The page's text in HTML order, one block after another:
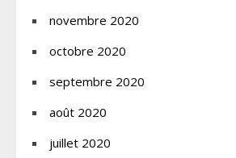
novembre 2020
octobre 2020
septembre 2020
août 2020
juillet 2020